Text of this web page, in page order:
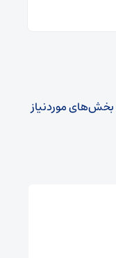
بخش‌های موردنیاز